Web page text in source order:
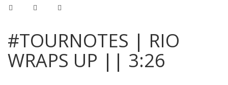
#TOURNOTES | RIO
WRAPS UP || 3:26